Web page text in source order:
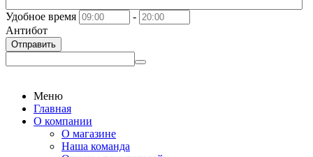
Удобное время
-
Антибот
Отправить
Меню
Главная
О компании
О магазине
Наша команда